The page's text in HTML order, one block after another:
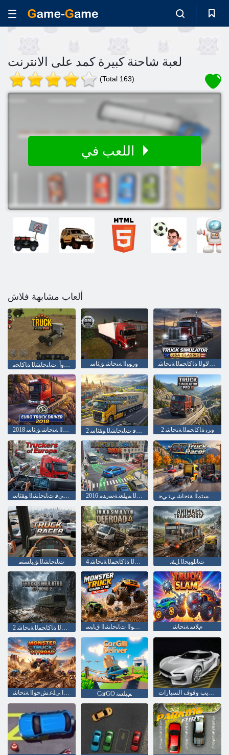
لعبة شاحنة كبيرة كمد على الانترنت
(Total 163)
ألعاب مشابهة فلاش
ﺎﺑﻭﺭﻭﺃ :ﺕﺎﻨﺣﺎﺸﻟﺍ ﺓﺎﻛﺎﺤﻣ ﻭﺭﻮﻴﻟﺍ ﺔﻨﺣﺎﺷ ﻖﺋﺎﺳ ﻲﻜﻴﺳﻼ ﻛ :ﺔﻴﻜﻳﺮﻣﻷ ﺍ ﺓﺪﺤﺘﻤﻟﺍ ﺕﺎﻳﻻ ﻮﻟﺍ ﺓﺎﻛﺎﺤﻤﻟﺍ ﺔﻨﺣﺎﺷ
2018 ﻭﺭﻮﻴﻟﺍ ﺔﻨﺣﺎﺷ ﻖﺋﺎﺳ 2 ﻭﺮﺑ ﺓﺎﻛﺎﺤﻤﻟﺍ ﺔﻨﺣﺎﺷ
ﺎﺑﻭﺭﻭﺃ ﻲﻓ ﺕﺎﻨﺣﺎﺸﻟﺍ ﻮﻘﺋﺎﺳ 2016 ﺓﺩﺎﻴﻘﻟﺍ ﻢﻴﻠﻌﺗ ﺔﺳﺭﺪﻣ ﻖﺑﺎﺴﺘﻤﻟﺍ ﺔﻨﺣﺎﺷ ﻲﺗ ﻲﺟ
ﺕﺎﻨﺣﺎﺸﻟﺍ ﻖﺑﺎﺴﺘﻣ 4 ﺓﺮﻋﻮﻟﺍ ﻕﺮﻄﻟﺍ ﺓﺎﻛﺎﺤﻤﻟﺍ ﺔﻨﺣﺎﺷ ﺕﺎﻧﺍﻮﻴﺤﻟﺍ ﻞﻘﻧ
ﺕﺎﻨﺣﺎﺸﻟﺍ ﻕﺎﺒﺳ ﺔﺒﻌﻟ ﺶﺣﻮﻟﺍ ﺕﺎﻨﺣﺎﺸﻟﺍ ﻕﺎﺒﺳ ﻡﻼ ﺳ ﺔﻨﺣﺎﺷ
ﺓﺮﻋﻮﻟﺍ ﻕﺮﻄﻟﺍ ﻰﻠﻋ ﺶﺣﻮﻟﺍ ﺔﻨﺣﺎﺷ CarGO ﻢﻴﻠﺴﺗ التدريب وقوف السيارات